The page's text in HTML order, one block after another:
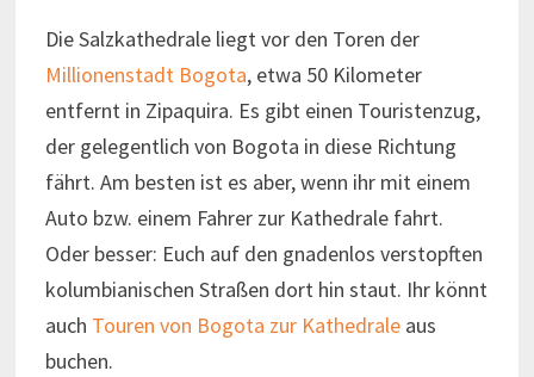
Die Salzkathedrale liegt vor den Toren der
Millionenstadt Bogota, etwa 50 Kilometer
entfernt in Zipaquira. Es gibt einen Touristenzug,
der gelegentlich von Bogota in diese Richtung
fährt. Am besten ist es aber, wenn ihr mit einem
Auto bzw. einem Fahrer zur Kathedrale fahrt.
Oder besser: Euch auf den gnadenlos verstopften
kolumbianischen Straßen dort hin staut. Ihr könnt
auch Touren von Bogota zur Kathedraleaus
buchen.